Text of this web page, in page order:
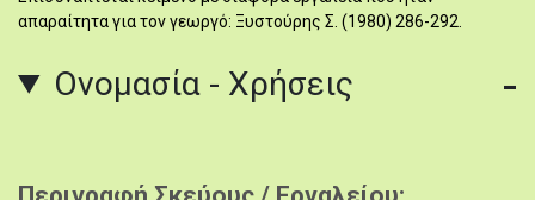
απαραίτητα για τον γεωργό: Ξυστούρης Σ. (1980) 286-292.
Ονομασία - Χρήσεις